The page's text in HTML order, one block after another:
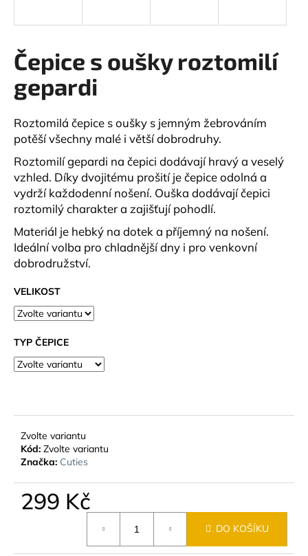
Čepice s oušky roztomilí
gepardi
Roztomilá čepice s oušky s jemným žebrováním
potěší všechny malé i větší dobrodruhy.
Roztomilí gepardi na čepici dodávají hravý a veselý
vzhled. Díky dvojitému prošití je čepice odolná a
vydrží každodenní nošení. Ouška dodávají čepici
roztomilý charakter a zajišťují pohodlí.
Materiál je hebký na dotek a příjemný na nošení.
Ideální volba pro chladnější dny i pro venkovní
dobrodružství.
VELIKOST
TYP ČEPICE
Zvolte variantu
Kód: Zvolte variantu
Značka: Cuties
299 Kč
DO KOŠÍKU
í
t
?
HLEDAT
o
p
o
u
č
u
j
e
m